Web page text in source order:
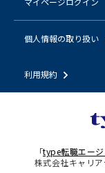
個人情報の取り扱い
利用規約
「type転職エージ
株式会社キャリ